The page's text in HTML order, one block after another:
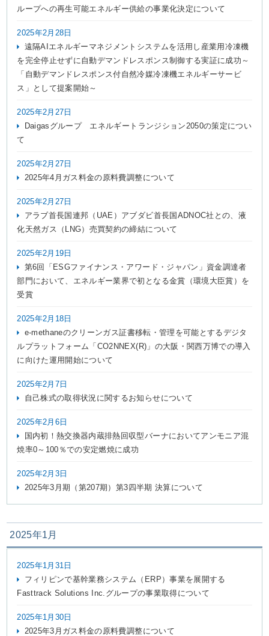
ループへの再生可能エネルギー供給の事業化決定について
2025年2月28日
遠隔AIエネルギーマネジメントシステムを活用し産業用冷凍機
を完全停止せずに自動デマンドレスポンス制御する実証に成功～
「自動デマンドレスポンス付自然冷媒冷凍機エネルギーサービ
ス」として提案開始～
2025年2月27日
Daigasグループ エネルギートランジション2050の策定につい
て
2025年2月27日
2025年4月ガス料金の原料費調整について
2025年2月27日
アラブ首長国連邦（UAE）アブダビ首長国ADNOC社との、液
化天然ガス（LNG）売買契約の締結について
2025年2月19日
第6回「ESGファイナンス・アワード・ジャパン」資金調達者
部門において、エネルギー業界で初となる金賞（環境大臣賞）を
受賞
2025年2月18日
e-methaneのクリーンガス証書移転・管理を可能とするデジタ
ルプラットフォーム「CO2NNEX(R)」の大阪・関西万博での導入
に向けた運用開始について
2025年2月7日
自己株式の取得状況に関するお知らせについて
2025年2月6日
国内初！熱交換器内蔵排熱回収型バーナにおいてアンモニア混
焼率0～100％での安定燃焼に成功
2025年2月3日
2025年3月期（第207期）第3四半期 決算について
2025年1月
2025年1月31日
フィリピンで基幹業務システム（ERP）事業を展開する
Fasttrack Solutions Inc.グループの事業取得について
2025年1月30日
2025年3月ガス料金の原料費調整について